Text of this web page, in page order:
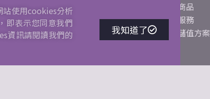
gmail.com
公司行號：以馬內利花藝企業社
花藝商品
週花服務
企業儲值方案
站使用cookies分析
即表示您同意我們
資訊請閱讀我們的
我知道了